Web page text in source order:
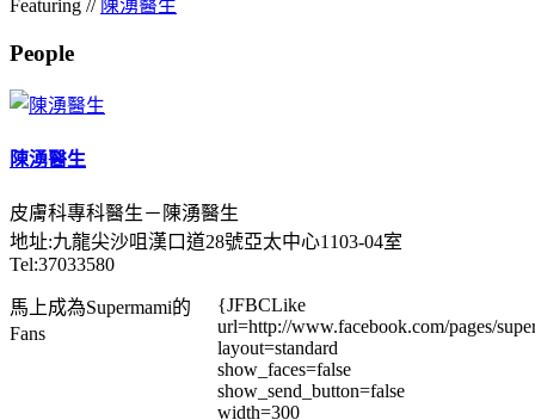
Featuring // 陳湧醫生
People
陳湧醫生
皮膚科專科醫生－陳湧醫生
地址:九龍尖沙咀漢口道28號亞太中心1103-04室
Tel:37033580
馬上成為Supermami的
Fans
{JFBCLike
url=http://www.facebook.com/pages/
layout=standard
show_faces=false
show_send_button=false
width=300